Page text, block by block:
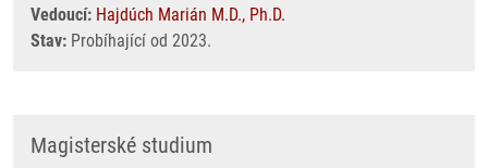
Vedoucí: Hajdúch Marián M.D., Ph.D.
Stav: Probíhající od 2023.
Magisterské studium